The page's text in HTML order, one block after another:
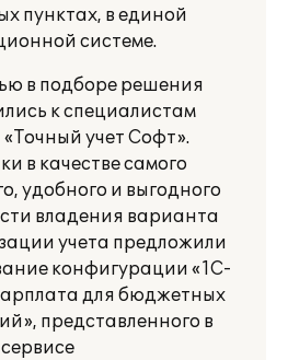
пунктах, в единой
системе.
в подборе решения
к специалистам
учет Софт».
в качестве самого
удобного и выгодного
владения варианта
учета предложили
конфигурации «1С-
для бюджетных
представленного в